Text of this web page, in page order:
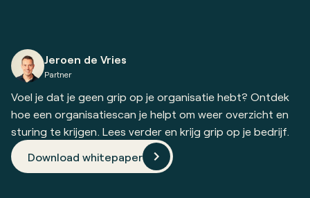
Jeroen de Vries
Partner
Voel je dat je geen grip op je organisatie hebt? Ontdek
hoe een organisatiescan je helpt om weer overzicht en
sturing te krijgen. Lees verder en krijg grip op je bedrijf.
Download whitepaper